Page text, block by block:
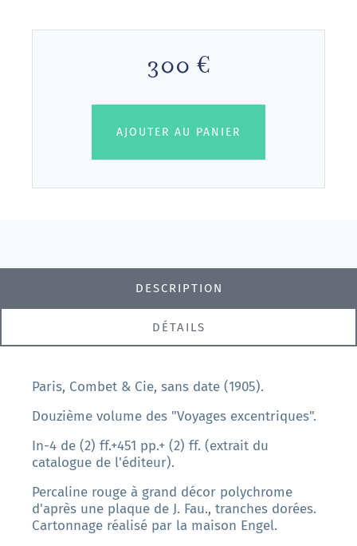
300 €
AJOUTER AU PANIER
DESCRIPTION
DÉTAILS
Paris, Combet & Cie, sans date (1905).
Douzième volume des "Voyages excentriques".
In-4 de (2) ff.+451 pp.+ (2) ff. (extrait du
catalogue de l'éditeur).
Percaline rouge à grand décor polychrome
d'après une plaque de J. Fau., tranches dorées.
Cartonnage réalisé par la maison Engel.